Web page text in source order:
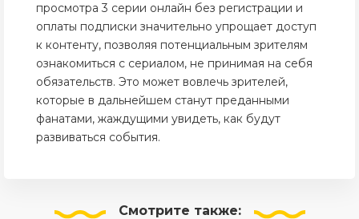
просмотра 3 серии онлайн без регистрации и
оплаты подписки значительно упрощает доступ
к контенту, позволяя потенциальным зрителям
ознакомиться с сериалом, не принимая на себя
обязательств. Это может вовлечь зрителей,
которые в дальнейшем станут преданными
фанатами, жаждущими увидеть, как будут
развиваться события.
Смотрите также: